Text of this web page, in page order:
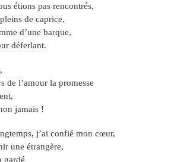
étions pas rencontrés,
de caprice,
d’une barque,
déferlant.
de l’amour la promesse
jamais !
j’ai confié mon cœur,
une étrangère,
gardé